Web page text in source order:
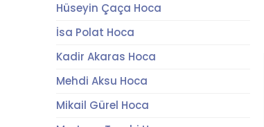
Hüseyin Çaça Hoca
İsa Polat Hoca
Kadir Akaras Hoca
Mehdi Aksu Hoca
Mikail Gürel Hoca